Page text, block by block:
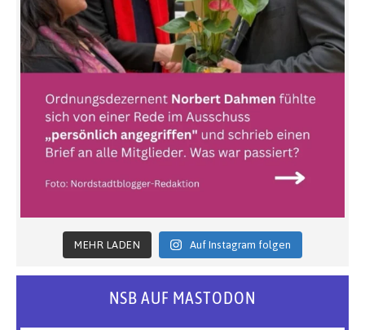
MEHR LADEN Auf Instagram folgen
NSB AUF MASTODON